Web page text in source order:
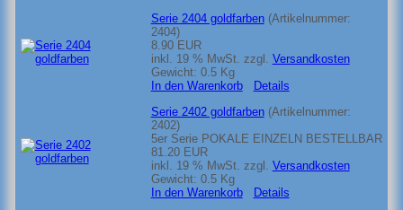
Serie 2404 goldfarben (Artikelnummer:
2404)
8.90 EUR
inkl. 19 % MwSt. zzgl. Versandkosten
Gewicht: 0.5 Kg
In den Warenkorb
Details
Serie 2402 goldfarben (Artikelnummer:
2402)
5er Serie POKALE EINZELN BESTELLBAR
81.20 EUR
inkl. 19 % MwSt. zzgl. Versandkosten
Gewicht: 0.5 Kg
In den Warenkorb
Details